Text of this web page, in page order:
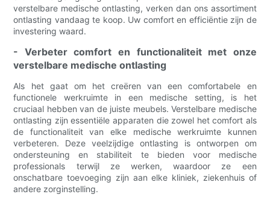
verstelbare medische ontlasting, verken dan ons assortiment
ontlasting vandaag te koop. Uw comfort en efficiëntie zijn de
investering waard.
- Verbeter comfort en functionaliteit met onze
verstelbare medische ontlasting
Als het gaat om het creëren van een comfortabele en
functionele werkruimte in een medische setting, is het
cruciaal hebben van de juiste meubels. Verstelbare medische
ontlasting zijn essentiële apparaten die zowel het comfort als
de functionaliteit van elke medische werkruimte kunnen
verbeteren. Deze veelzijdige ontlasting is ontworpen om
ondersteuning en stabiliteit te bieden voor medische
professionals terwijl ze werken, waardoor ze een
onschatbare toevoeging zijn aan elke kliniek, ziekenhuis of
andere zorginstelling.